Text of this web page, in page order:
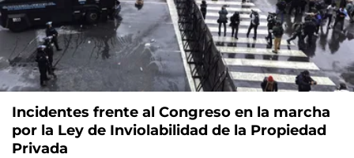
Incidentes frente al Congreso en la marcha
por la Ley de Inviolabilidad de la Propiedad
Privada